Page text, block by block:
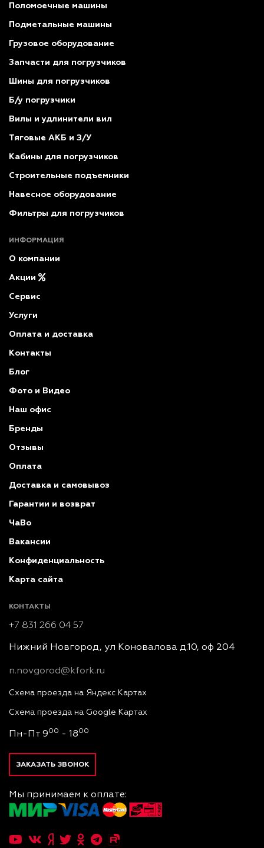
Поломоечные машины
Подметальные машины
Грузовое оборудование
Запчасти для погрузчиков
Шины для погрузчиков
Б/у погрузчики
Вилы и удлинители вил
Тяговые АКБ и З/У
Кабины для погрузчиков
Строительные подъемники
Навесное оборудование
Фильтры для погрузчиков
ИНФОРМАЦИЯ
О компании
Акции
Сервис
Услуги
Оплата и доставка
Контакты
Блог
Фото и Видео
Наш офис
Бренды
Отзывы
Оплата
Доставка и самовывоз
Гарантии и возврат
ЧаВо
Вакансии
Конфиденциальность
Карта сайта
КОНТАКТЫ
+7 831 266 04 57
Нижний Новгород, ул Коновалова д.10, оф 204
n.novgorod@kfork.ru
Схема проезда на Яндекс Картах
Схема проезда на Google Картах
Пн-Пт 900 - 1800
ЗАКАЗАТЬ ЗВОНОК
Мы принимаем к оплате: